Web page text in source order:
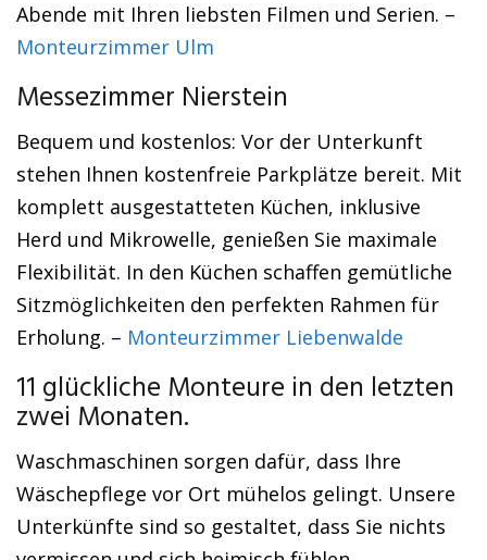
Abende mit Ihren liebsten Filmen und Serien. –
Monteurzimmer Ulm
Messezimmer Nierstein
Bequem und kostenlos: Vor der Unterkunft
stehen Ihnen kostenfreie Parkplätze bereit. Mit
komplett ausgestatteten Küchen, inklusive
Herd und Mikrowelle, genießen Sie maximale
Flexibilität. In den Küchen schaffen gemütliche
Sitzmöglichkeiten den perfekten Rahmen für
Erholung. – Monteurzimmer Liebenwalde
11 glückliche Monteure in den letzten
zwei Monaten.
Waschmaschinen sorgen dafür, dass Ihre
Wäschepflege vor Ort mühelos gelingt. Unsere
Unterkünfte sind so gestaltet, dass Sie nichts